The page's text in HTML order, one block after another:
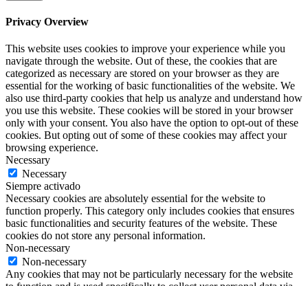
Privacy Overview
This website uses cookies to improve your experience while you
navigate through the website. Out of these, the cookies that are
categorized as necessary are stored on your browser as they are
essential for the working of basic functionalities of the website. We
also use third-party cookies that help us analyze and understand how
you use this website. These cookies will be stored in your browser
only with your consent. You also have the option to opt-out of these
cookies. But opting out of some of these cookies may affect your
browsing experience.
Necessary
Necessary
Siempre activado
Necessary cookies are absolutely essential for the website to
function properly. This category only includes cookies that ensures
basic functionalities and security features of the website. These
cookies do not store any personal information.
Non-necessary
Non-necessary
Any cookies that may not be particularly necessary for the website